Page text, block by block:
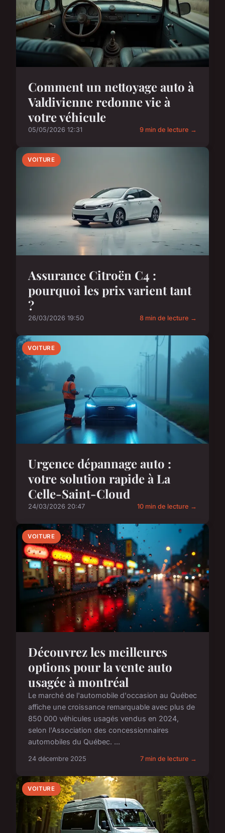
Comment un nettoyage auto à
Valdivienne redonne vie à
votre véhicule
05/05/2026 12:31 9 min de lecture →
VOITURE
Assurance Citroën C4 :
pourquoi les prix varient tant
?
26/03/2026 19:50 8 min de lecture →
VOITURE
Urgence dépannage auto :
votre solution rapide à La
Celle-Saint-Cloud
24/03/2026 20:47 10 min de lecture →
VOITURE
Découvrez les meilleures
options pour la vente auto
usagée à montréal
Le marché de l'automobile d'occasion au Québec
affiche une croissance remarquable avec plus de
850 000 véhicules usagés vendus en 2024,
selon l'Association des concessionnaires
automobiles du Québec. ...
24 décembre 2025 7 min de lecture →
VOITURE